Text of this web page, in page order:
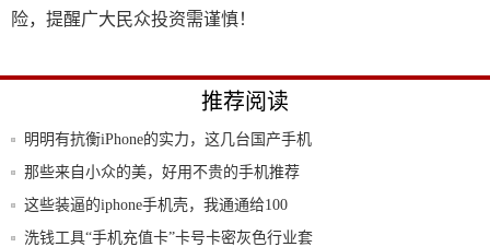
险，提醒广大民众投资需谨慎！
推荐阅读
明明有抗衡iPhone的实力，这几台国产手机
那些来自小众的美，好用不贵的手机推荐
这些装逼的iphone手机壳，我通通给100
洗钱工具“手机充值卡”卡号卡密灰色行业套